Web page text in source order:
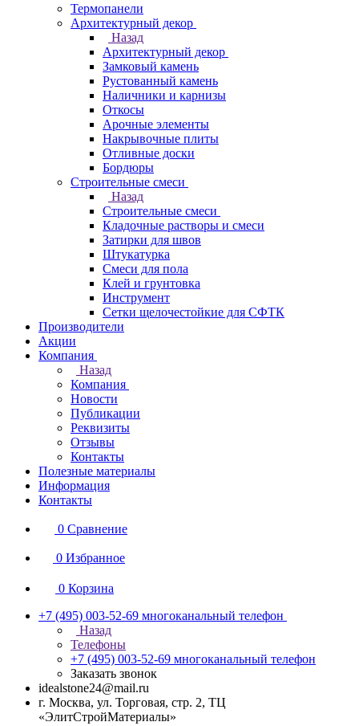
Термопанели
Архитектурный декор
Назад
Архитектурный декор
Замковый камень
Рустованный камень
Наличники и карнизы
Откосы
Арочные элементы
Накрывочные плиты
Отливные доски
Бордюры
Строительные смеси
Назад
Строительные смеси
Кладочные растворы и смеси
Затирки для швов
Штукатурка
Смеси для пола
Клей и грунтовка
Инструмент
Сетки щелочестойкие для СФТК
Производители
Акции
Компания
Назад
Компания
Новости
Публикации
Реквизиты
Отзывы
Контакты
Полезные материалы
Информация
Контакты
0 Сравнение
0 Избранное
0 Корзина
+7 (495) 003-52-69 многоканальный телефон
Назад
Телефоны
+7 (495) 003-52-69 многоканальный телефон
Заказать звонок
idealstone24@mail.ru
г. Москва, ул. Торговая, стр. 2, ТЦ
«ЭлитСтройМатериалы»